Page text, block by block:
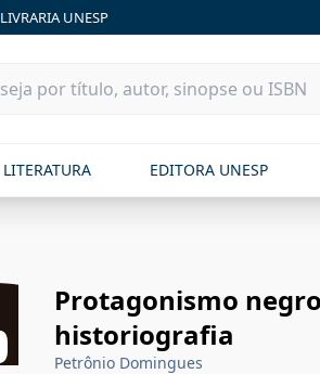
LIVRARIA UNESP
LITERATURA EDITORA UNESP
Protagonismo
historiografia
Petrônio Domingues